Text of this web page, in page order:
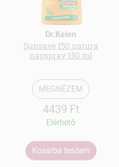
Dr.Kelen
Sunsave f50 natura
napspray 150 ml
MEGNÉZEM
4439 Ft
Elérhetõ
Kosárba teszem